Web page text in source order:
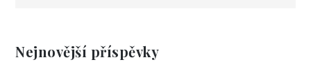
příspěvek
Nejnovější příspěvky